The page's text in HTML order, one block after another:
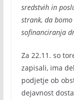
sredstvih in
strank, da
sofinanciranja
Za 22.11. so
zapisali, ima
podjetje ob
dejavnost